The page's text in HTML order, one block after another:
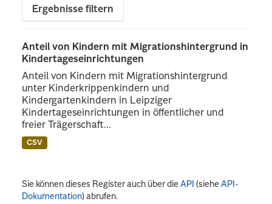
Ergebnisse filtern
Anteil von Kindern mit Migrationshintergrund in
Kindertageseinrichtungen
Anteil von Kindern mit Migrationshintergrund
unter Kinderkrippenkindern und
Kindergartenkindern in Leipziger
Kindertageseinrichtungen in öffentlicher und
freier Trägerschaft...
CSV
Sie können dieses Register auch über dieAPI (sieheAPI-
Dokumentation) abrufen.